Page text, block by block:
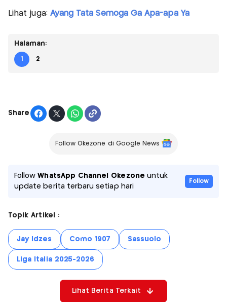
Lihat juga: Ayang Tata Semoga Ga Apa-apa Ya
Halaman:
1 2
Share
Follow Okezone di Google News
FollowWhatsApp Channel Okezone untuk
update berita terbaru setiap hari
Follow
Topik Artikel :
Jay Idzes Como 1907 Sassuolo
Liga Italia 2025-2026
Lihat Berita Terkait